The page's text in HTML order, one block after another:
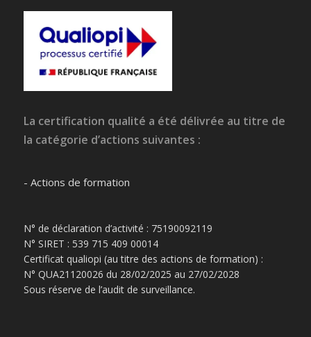
La certification qualité a été délivrée au titre de
la catégorie d’actions suivantes :
- Actions de formation
N° de déclaration d’activité : 75190092119
N° SIRET : 539 715 409 00014
Certificat qualiopi (au titre des actions de formation) :
N° QUA21120026 du 28/02/2025 au 27/02/2028
Sous réserve de l’audit de surveillance.